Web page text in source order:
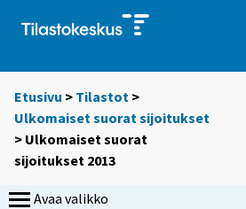
Etusivu > Tilastot >
Ulkomaiset suorat sijoitukset
> Ulkomaiset suorat
sijoitukset 2013
Avaa valikko